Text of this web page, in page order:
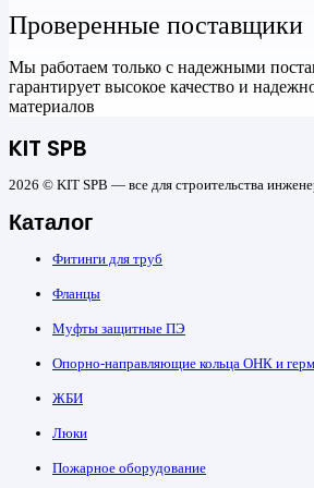
Проверенные поставщики
Мы работаем только с надежными
гарантирует высокое качество и
материалов
KIT SPB
2026 © KIT SPB — все для строительства
Каталог
Фитинги для труб
Фланцы
Муфты защитные ПЭ
Опорно-направляющие кольца ОНК и
ЖБИ
Люки
Пожарное оборудование